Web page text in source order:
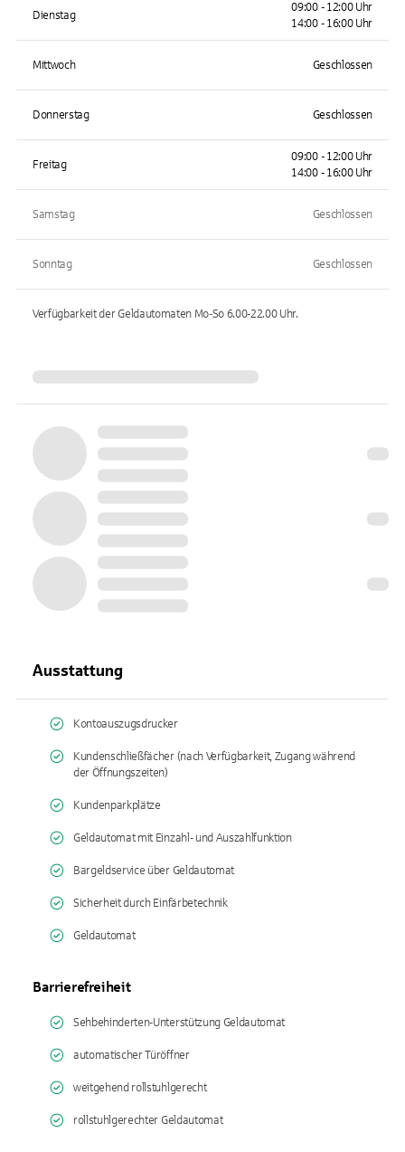
Dienstag
09:00 - 12:00 Uhr
14:00 - 16:00 Uhr
Mittwoch Geschlossen
Donnerstag Geschlossen
Freitag
09:00 - 12:00 Uhr
14:00 - 16:00 Uhr
Samstag Geschlossen
Sonntag Geschlossen
Verfügbarkeit der Geldautomaten Mo-So 6.00-22.00Uhr.
Ausstattung
Kontoauszugsdrucker
Kundenschließfächer (nach Verfügbarkeit, Zugang während
der Öffnungszeiten)
Kundenparkplätze
Geldautomat mit Einzahl- und Auszahlfunktion
Bargeldservice über Geldautomat
Sicherheit durch Einfärbetechnik
Geldautomat
Barrierefreiheit
Sehbehinderten-Unterstützung Geldautomat
automatischer Türöffner
weitgehend rollstuhlgerecht
rollstuhlgerechter Geldautomat